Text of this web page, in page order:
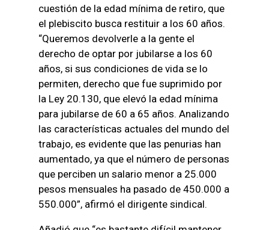
cuestión de la edad mínima de retiro, que
el plebiscito busca restituir a los 60 años.
“Queremos devolverle a la gente el
derecho de optar por jubilarse a los 60
años, si sus condiciones de vida se lo
permiten, derecho que fue suprimido por
la Ley 20.130, que elevó la edad mínima
para jubilarse de 60 a 65 años. Analizando
las características actuales del mundo del
trabajo, es evidente que las penurias han
aumentado, ya que el número de personas
que perciben un salario menor a 25.000
pesos mensuales ha pasado de 450.000 a
550.000”, afirmó el dirigente sindical.